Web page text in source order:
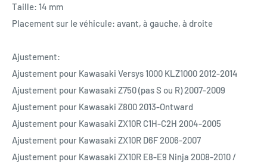
Taille: 14 mm
Placement sur le véhicule: avant, à gauche, à droite
Ajustement:
Ajustement pour Kawasaki Versys 1000 KLZ1000 2012-2014
Ajustement pour Kawasaki Z750 (pas S ou R) 2007-2009
Ajustement pour Kawasaki Z800 2013-Ontward
Ajustement pour Kawasaki ZX10R C1H-C2H 2004-2005
Ajustement pour Kawasaki ZX10R D6F 2006-2007
Ajustement pour Kawasaki ZX10R E8-E9 Ninja 2008-2010 /